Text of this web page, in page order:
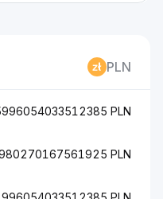
PLN
PLN
PLN